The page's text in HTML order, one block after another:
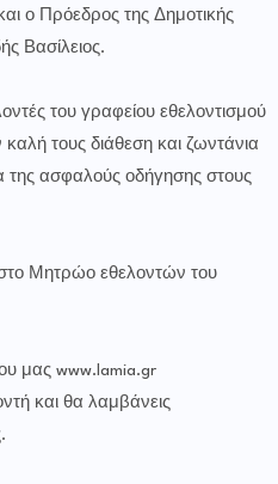
ο Πρόεδρος της Δημοτικής
Βασίλειος.
του γραφείου εθελοντισμού
τους διάθεση και ζωντάνια
της ασφαλούς οδήγησης στους
Μητρώο εθελοντών του
μας www.lamia.gr
και θα λαμβάνεις